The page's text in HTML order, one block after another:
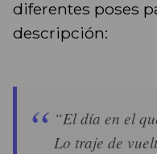
diferentes poses
descripción:
“El día en el
Lo traje de